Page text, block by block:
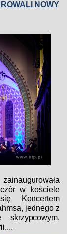
NOWY
w kościele
Koncertem
jednego z
skrzypcowym,